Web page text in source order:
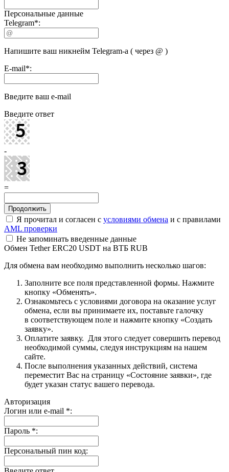
Персональные данные
Telegram*:
Напишите ваш никнейм Telegram-а ( через @ )
E-mail*:
Введите ваш e-mail
Введите ответ
-
=
Я прочитал и согласен с условиями обмена и с правилами
AML проверки
Не запоминать введенные данные
Обмен Tether ERC20 USDT на ВТБ RUB
Для обмена вам необходимо выполнить несколько шагов:
Заполните все поля представленной формы. Нажмите
кнопку «Обменять».
Ознакомьтесь с условиями договора на оказание услуг
обмена, если вы принимаете их, поставьте галочку
в соответствующем поле и нажмите кнопку «Создать
заявку».
Оплатите заявку. Для этого следует совершить перевод
необходимой суммы, следуя инструкциям на нашем
сайте.
После выполнения указанных действий, система
переместит Вас на страницу «Состояние заявки», где
будет указан статус вашего перевода.
Авторизация
Логин или e-mail *:
Пароль *:
Персональный пин код: